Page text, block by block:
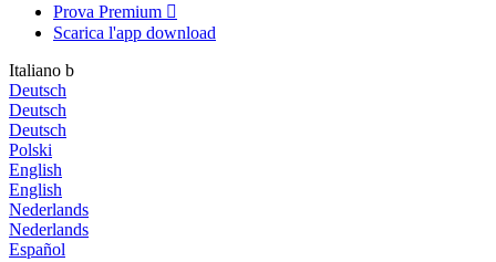
Prova Premium 
Scarica l'app download
Italiano b
Deutsch
Deutsch
Deutsch
Polski
English
English
Nederlands
Nederlands
Español